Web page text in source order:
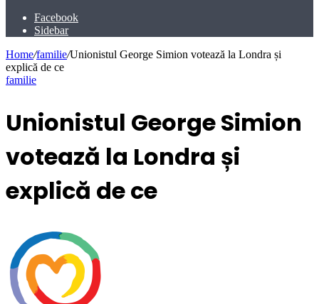
Facebook
Sidebar
Home/familie/Unionistul George Simion votează la Londra și
explică de ce
familie
Unionistul George Simion
votează la Londra și
explică de ce